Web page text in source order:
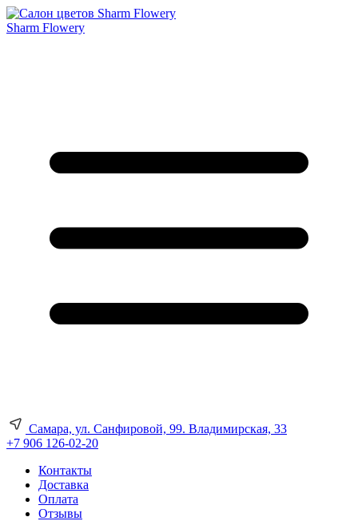
Sharm Flowery
Самара, ул. Санфировой, 99. Владимирская, 33
+7 906 126-02-20
Контакты
Доставка
Оплата
Отзывы